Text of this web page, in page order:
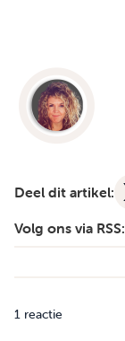
Deel dit artikel:
Volg ons via RSS:
1 reactie